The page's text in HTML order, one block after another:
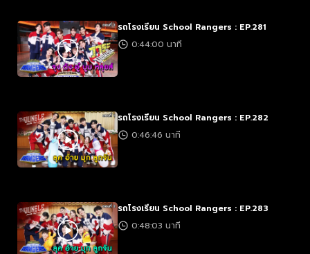
รถโรงเรียน School Rangers : EP.281
0:44:00 นาที
รถโรงเรียน School Rangers : EP.282
0:46:46 นาที
รถโรงเรียน School Rangers : EP.283
0:48:03 นาที